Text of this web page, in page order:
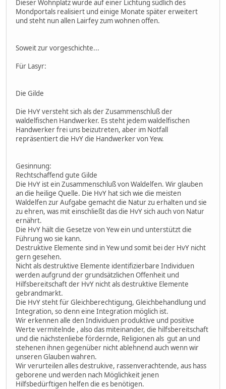
Dieser Wohnplatz wurde auf einer Lichtung südlich des
Mondportals realisiert und einige Monate später erweitert
und steht nun allen Lairfey zum wohnen offen.
Soweit zur vorgeschichte...
Für Lasyr:
Die Gilde
Die HvY versteht sich als der Zusammenschluß der
waldelfischen Handwerker. Es steht jedem waldelfischen
Handwerker frei uns beizutreten, aber im Notfall
repräsentiert die HvY die Handwerker von Yew.
Gesinnung:
Rechtschaffend gute Gilde
Die HvY ist ein Zusammenschluß von Waldelfen. Wir glauben
an die heilige Quelle. Die HvY hat sich wie die meisten
Waldelfen zur Aufgabe gemacht die Natur zu erhalten und sie
zu ehren, was mit einschließt das die HvY sich auch von Natur
ernährt.
Die HvY hält die Gesetze von Yew ein und unterstützt die
Führung wo sie kann.
Destruktive Elemente sind in Yew und somit bei der HvY nicht
gern gesehen.
Nicht als destruktive Elemente identifizierbare Individuen
werden aufgrund der grundsätzlichen Offenheit und
Hilfsbereitschaft der HvY nicht als destruktive Elemente
gebrandmarkt.
Die HvY steht für Gleichberechtigung, Gleichbehandlung und
Integration, so denn eine Integration möglich ist.
Wir erkennen alle den Individuen produktive und positive
Werte vermitelnde , also das miteinander, die hilfsbereitschaft
und die nächstenliebe fördernde, Religionen als gut an und
stehenen ihnen gegenüber nicht ablehnend auch wenn wir
unseren Glauben wahren.
Wir verurteilen alles destrukive, rassenverachtende, aus hass
geborene und werden nach Möglichkeit jenen
Hilfsbedürftigen helfen die es benötigen.